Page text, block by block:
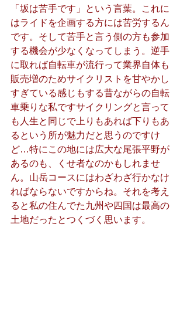
「坂は苦手です」という言葉。これに
はライドを企画する方には苦労するん
です。そして苦手と言う側の方も参加
する機会が少なくなってしまう。逆手
に取れば自転車が流行って業界自体も
販売増のためサイクリストを甘やかし
すぎている感じもする昔ながらの自転
車乗りな私ですサイクリングと言って
も人生と同じで上りもあれば下りもあ
るという所が魅力だと思うのですけ
ど…特にこの地には広大な尾張平野が
あるのも、くせ者なのかもしれませ
ん。山岳コースにはわざわざ行かなけ
ればならないですからね。それを考え
ると私の住んでた九州や四国は最高の
土地だったとつくづく思います。